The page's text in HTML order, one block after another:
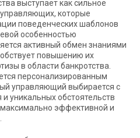
выступает как сильное
которые
поведенческих шаблонов
особенностью
активный обмен знаниями
повышению их
в области банкротства.
персонализированным
управляющий выбирается с
уникальных обстоятельств
эффективной и